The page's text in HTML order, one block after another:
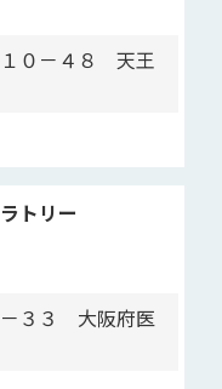
１０－４８ 天王
トリー
－３３ 大阪府医